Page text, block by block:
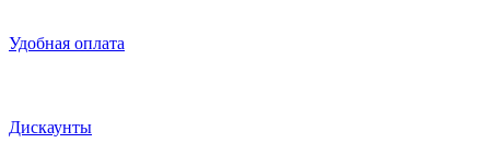
Удобная оплата
Дискаунты